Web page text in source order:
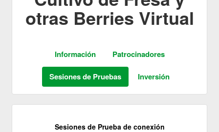
otras Berries Virtual
Sesiones de Prueba de conexión